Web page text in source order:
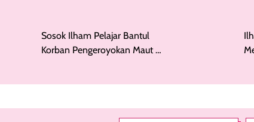
Rambut Baru Jadi Sorotan
Korban Pengeroyokan Maut di